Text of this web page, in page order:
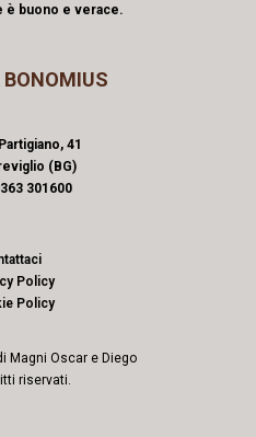
è buono e verace.
41
(BG)
301600
Policy
Policy
Magni Oscar e Diego
riservati.